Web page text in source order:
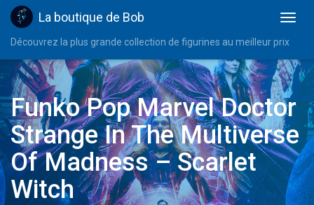
La boutique de Bob
Découvrez la plus grande collection de figurines au meilleur prix
Funko Pop Marvel Doctor
Strange In The Multiverse
Of Madness – Scarlet
Witch